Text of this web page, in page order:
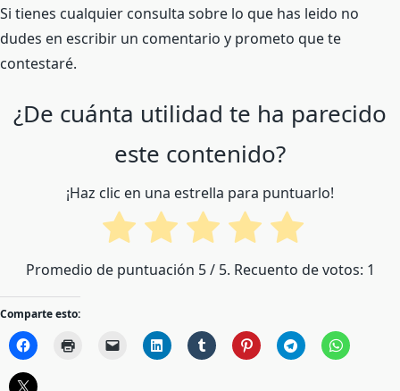
Si tienes cualquier consulta sobre lo que has leido no
dudes en escribir un comentario y prometo que te
contestaré.
¿De cuánta utilidad te ha parecido
este contenido?
¡Haz clic en una estrella para puntuarlo!
Promedio de puntuación 5/ 5. Recuento de votos: 1
Comparte esto: